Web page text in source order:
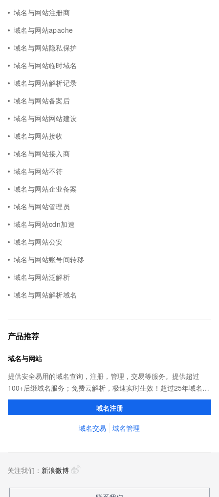
域名与网站注册商
域名与网站apache
域名与网站隐私保护
域名与网站临时域名
域名与网站解析记录
域名与网站备案后
域名与网站网站建设
域名与网站接收
域名与网站接入商
域名与网站不符
域名与网站企业备案
域名与网站管理员
域名与网站cdn加速
域名与网站公安
域名与网站账号间转移
域名与网站泛解析
域名与网站解析域名
产品推荐
域名与网站
提供安全易用的域名查询，注册，管理，交易等服务。提供超过
100+后缀域名服务；免费云解析，极速实时生效！超过25年域名服
务经验，累计超过4000万个域名在阿里云注册，连续多年市场NO.1
域名注册
域名交易 域名管理
关注我们： 新浪微博